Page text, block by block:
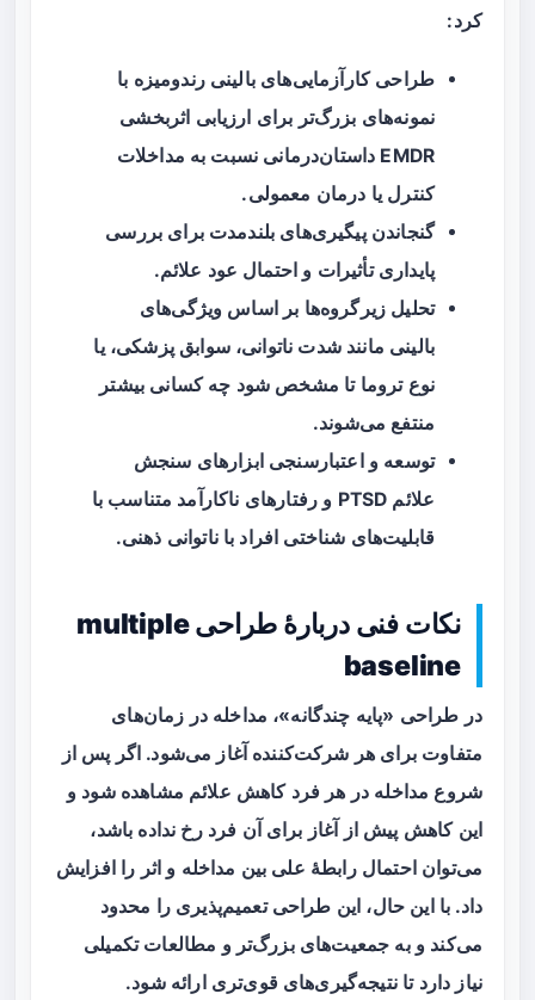
کرد:
طراحی کارآزمایی‌های بالینی رندومیزه با
نمونه‌های بزرگ‌تر برای ارزیابی اثربخشی
EMDR داستان‌درمانی نسبت به مداخلات
کنترل یا درمان معمولی.
گنجاندن پیگیری‌های بلندمدت برای بررسی
پایداری تأثیرات و احتمال عود علائم.
تحلیل زیرگروه‌ها بر اساس ویژگی‌های
بالینی مانند شدت ناتوانی، سوابق پزشکی، یا
نوع تروما تا مشخص شود چه کسانی بیشتر
منتفع می‌شوند.
توسعه و اعتبارسنجی ابزارهای سنجش
علائم PTSD و رفتارهای ناکارآمد متناسب با
قابلیت‌های شناختی افراد با ناتوانی ذهنی.
نکات فنی دربارهٔ طراحی multiple
baseline
در طراحی «پایه چندگانه»، مداخله در زمان‌های
متفاوت برای هر شرکت‌کننده آغاز می‌شود. اگر پس از
شروع مداخله در هر فرد کاهش علائم مشاهده شود و
این کاهش پیش از آغاز برای آن فرد رخ نداده باشد،
می‌توان احتمال رابطهٔ علی بین مداخله و اثر را افزایش
داد. با این حال، این طراحی تعمیم‌پذیری را محدود
می‌کند و به جمعیت‌های بزرگ‌تر و مطالعات تکمیلی
نیاز دارد تا نتیجه‌گیری‌های قوی‌تری ارائه شود.